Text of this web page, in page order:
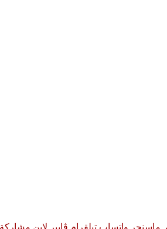
ماسنجر واتساب تيلقرام ڤايبر لاين مشاركة